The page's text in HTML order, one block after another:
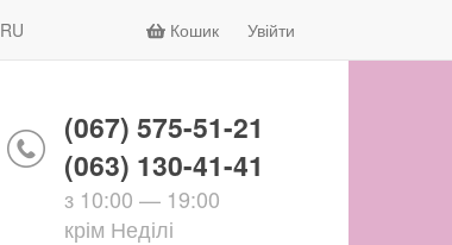
Кошик Увійти
RU
(067) 575-51-21
(063) 130-41-41
з 10:00 — 19:00
крім Неділі